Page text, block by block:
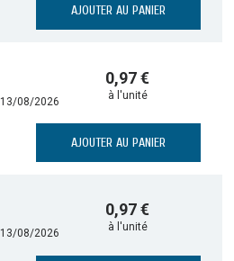
AJOUTER AU PANIER
13/08/2026
0,97 €
à l'unité
AJOUTER AU PANIER
13/08/2026
0,97 €
à l'unité